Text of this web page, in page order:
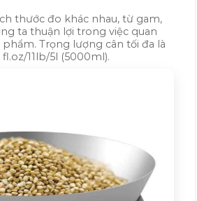
thước đo khác nhau, từ gam,
ta thuận lợi trong việc quan
Trọng lượng cân tối đa là
11lb/5l (5000ml).